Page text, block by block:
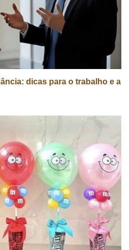
dicas para o trabalho e a